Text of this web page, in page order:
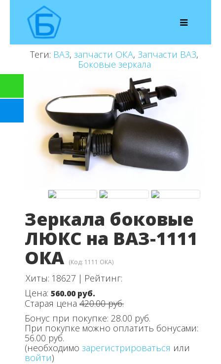
Теги: ВАЗ, запчасти ОКА, Запчасти ВАЗ,
Боковые зеркала
Зеркала боковые
ЛЮКС на ВАЗ-1111
ОКА (Код: 1111 ОКА)
Хиты: 18627 | Рейтинг:
Цена: 560.00 руб.
Старая цена 420.00 руб.
Бонус при покупке: 28.00 руб.
При покупке можно оплатить бонусами:
56.00 руб.
(необходимо зарегистрироваться или
войти)